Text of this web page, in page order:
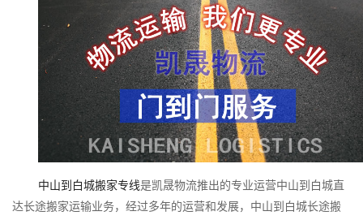
中山到白城搬家专线是凯晟物流推出的专业运营中山到白城直
达长途搬家运输业务，经过多年的运营和发展，中山到白城长途搬